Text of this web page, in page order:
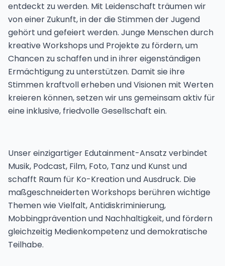
entdeckt zu werden. Mit Leidenschaft träumen wir
von einer Zukunft, in der die Stimmen der Jugend
gehört und gefeiert werden. Junge Menschen durch
kreative Workshops und Projekte zu fördern, um
Chancen zu schaffen und in ihrer eigenständigen
Ermächtigung zu unterstützen. Damit sie ihre
Stimmen kraftvoll erheben und Visionen mit Werten
kreieren können, setzen wir uns gemeinsam aktiv für
eine inklusive, friedvolle Gesellschaft ein.
Unser einzigartiger Edutainment-Ansatz verbindet
Musik, Podcast, Film, Foto, Tanz und Kunst und
schafft Raum für Ko-Kreation und Ausdruck. Die
maßgeschneiderten Workshops berühren wichtige
Themen wie Vielfalt, Antidiskriminierung,
Mobbingprävention und Nachhaltigkeit, und fördern
gleichzeitig Medienkompetenz und demokratische
Teilhabe.